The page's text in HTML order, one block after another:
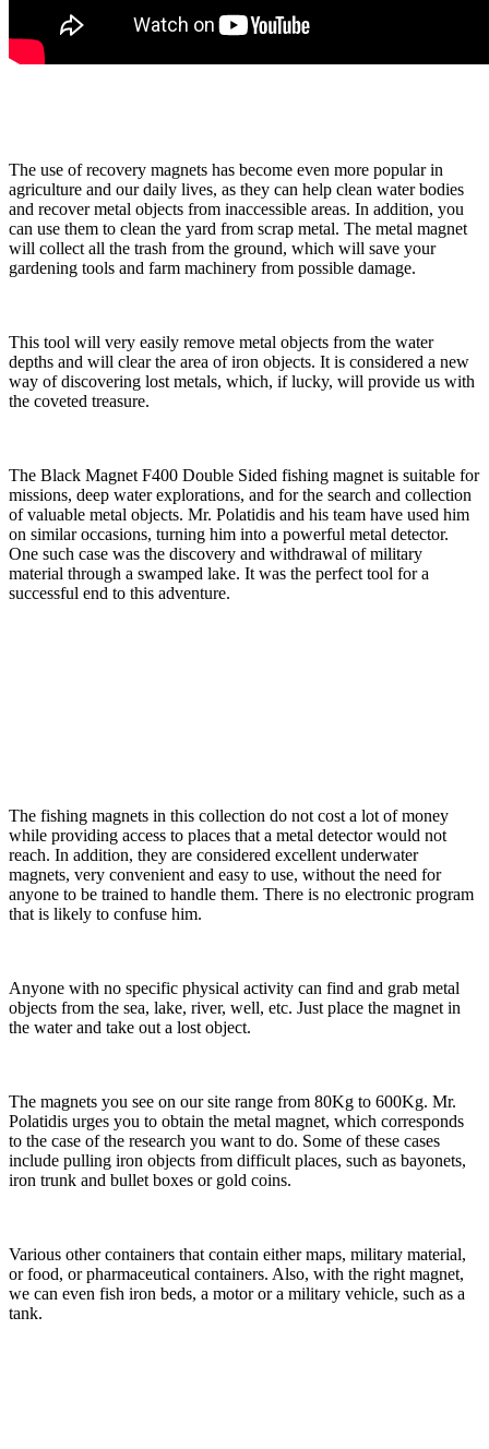
The use of recovery magnets has become even more popular in
agriculture and our daily lives, as they can help clean water bodies
and recover metal objects from inaccessible areas. In addition, you
can use them to clean the yard from scrap metal. The metal magnet
will collect all the trash from the ground, which will save your
gardening tools and farm machinery from possible damage.
This tool will very easily remove metal objects from the water
depths and will clear the area of iron objects. It is considered a new
way of discovering lost metals, which, if lucky, will provide us with
the coveted treasure.
The Black Magnet F400 Double Sided fishing magnet is suitable for
missions, deep water explorations, and for the search and collection
of valuable metal objects. Mr. Polatidis and his team have used him
on similar occasions, turning him into a powerful metal detector.
One such case was the discovery and withdrawal of military
material through a swamped lake. It was the perfect tool for a
successful end to this adventure.
The fishing magnets in this collection do not cost a lot of money
while providing access to places that a metal detector would not
reach. In addition, they are considered excellent underwater
magnets, very convenient and easy to use, without the need for
anyone to be trained to handle them. There is no electronic program
that is likely to confuse him.
Anyone with no specific physical activity can find and grab metal
objects from the sea, lake, river, well, etc. Just place the magnet in
the water and take out a lost object.
The magnets you see on our site range from 80Kg to 600Kg. Mr.
Polatidis urges you to obtain the metal magnet, which corresponds
to the case of the research you want to do. Some of these cases
include pulling iron objects from difficult places, such as bayonets,
iron trunk and bullet boxes or gold coins.
Various other containers that contain either maps, military material,
or food, or pharmaceutical containers. Also, with the right magnet,
we can even fish iron beds, a motor or a military vehicle, such as a
tank.